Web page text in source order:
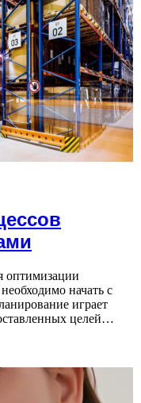
оптимизации
начать с
играет
целей…